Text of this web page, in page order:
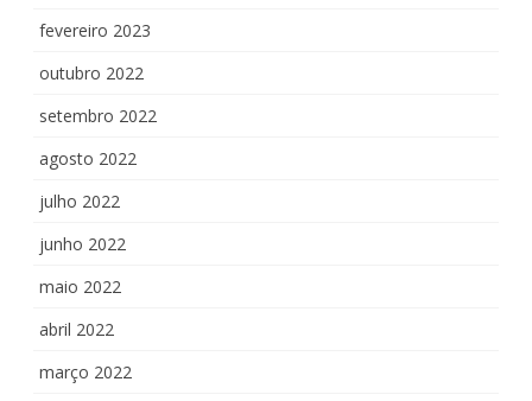
fevereiro 2023
outubro 2022
setembro 2022
agosto 2022
julho 2022
junho 2022
maio 2022
abril 2022
março 2022